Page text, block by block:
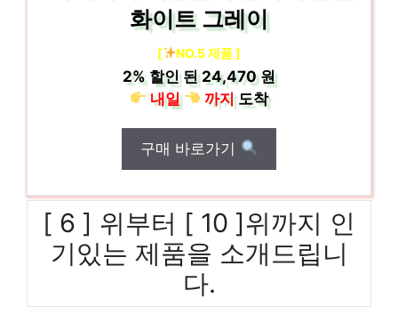
화이트 그레이
[ NO.5 제품 ]
2% 할인 된24,470 원
내일
까지도착
구매 바로가기
[ 6 ] 위부터 [ 10 ]위까지 인
기있는 제품을 소개드립니
다.